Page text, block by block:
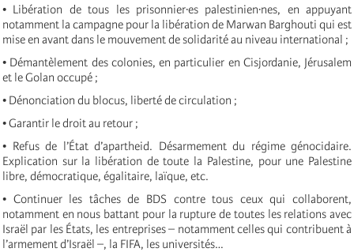
• Libération de tous les prisonnier·es palestinien·nes, en appuyant
notamment la campagne pour la libération de Marwan Barghouti qui est
mise en avant dans le mouvement de solidarité au niveau international ;
• Démantèlement des colonies, en particulier en Cisjordanie, Jérusalem
et le Golan occupé ;
• Dénonciation du blocus, liberté de circulation ;
• Garantir le droit au retour ;
• Refus de l’État d’apartheid. Désarmement du régime génocidaire.
Explication sur la libération de toute la Palestine, pour une Palestine
libre, démocratique, égalitaire, laïque, etc.
• Continuer les tâches de BDS contre tous ceux qui collaborent,
notamment en nous battant pour la rupture de toutes les relations avec
Israël par les États, les entreprises – notamment celles qui contribuent à
l’armement d’Israël –, la FIFA, les universités…